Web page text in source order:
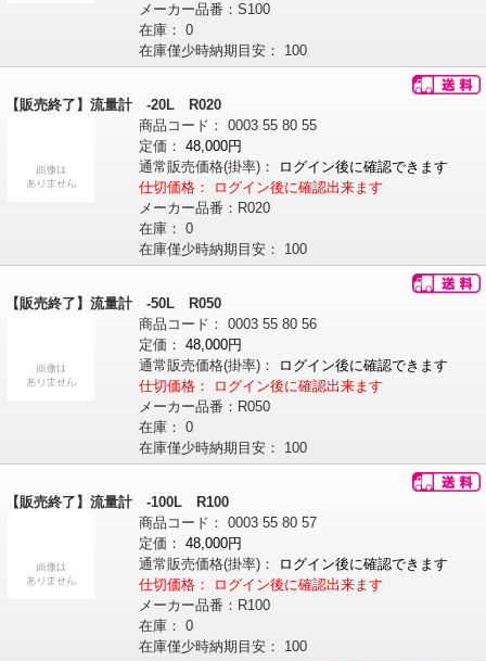
メーカー品番： S100
在庫： 0
在庫僅少時納期目安：
100
【販売終了】流量計 -20L R020
商品コード： 0003 55 80 55
定価： 48,000円
通常販売価格(掛率)：
ログイン後に確認できます
仕切価格：
ログイン後に確認出来ます
メーカー品番： R020
在庫： 0
在庫僅少時納期目安：
100
【販売終了】流量計 -50L R050
商品コード： 0003 55 80 56
定価： 48,000円
通常販売価格(掛率)：
ログイン後に確認できます
仕切価格：
ログイン後に確認出来ます
メーカー品番： R050
在庫： 0
在庫僅少時納期目安：
100
【販売終了】流量計 -100L R100
商品コード： 0003 55 80 57
定価： 48,000円
通常販売価格(掛率)：
ログイン後に確認できます
仕切価格：
ログイン後に確認出来ます
メーカー品番： R100
在庫： 0
在庫僅少時納期目安：
100